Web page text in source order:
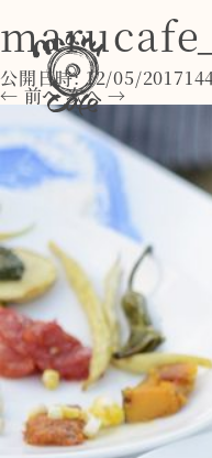
公開日時: 12/05/2017
← 前へ 次へ →